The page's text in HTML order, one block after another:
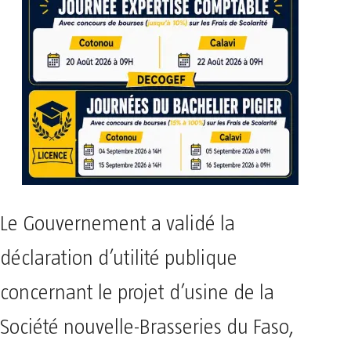
Le Gouvernement a validé la
déclaration d’utilité publique
concernant le projet d’usine de la
Société nouvelle-Brasseries du Faso,